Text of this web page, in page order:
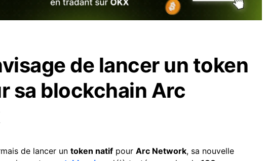
de lancer un token
sa blockchain Arc
de lancer un token natif pour Arc Network, sa nouvelle